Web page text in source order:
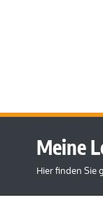
Meine
Hier finden Sie